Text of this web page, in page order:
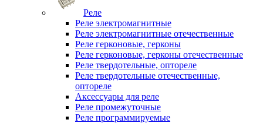
Реле
Реле электромагнитные
Реле электромагнитные отечественные
Реле герконовые, герконы
Реле герконовые, герконы отечественные
Реле твердотельные, оптореле
Реле твердотельные отечественные,
оптореле
Аксессуары для реле
Реле промежуточные
Реле программируемые